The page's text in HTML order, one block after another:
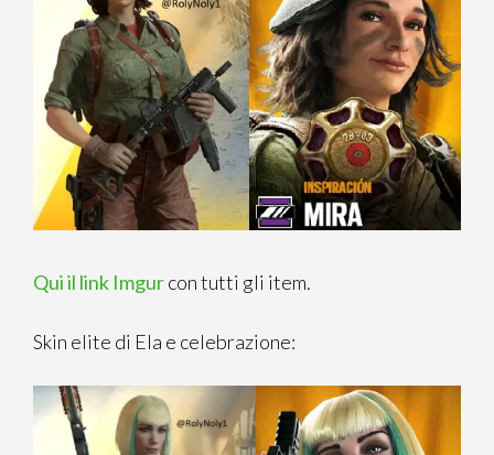
Qui il link Imgurcon tutti gli item.
Skin elite di Ela e celebrazione: